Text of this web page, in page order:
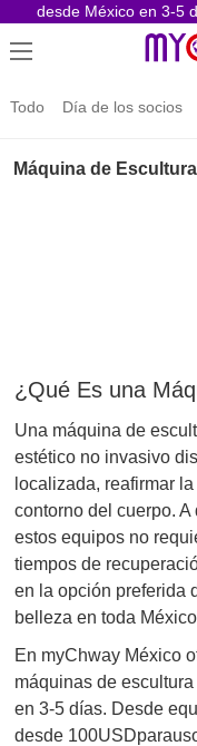
desde México en 3-5
Todo Día de los socios
Máquina de
¿Qué Es una
Una máquina de
estético no invasivo
localizada, reafirmar
contorno del cuerpo.
estos equipos no
tiempos de
en la opción preferida
belleza en toda
En myChway México
máquinas de
en 3-5 días. Desde
desde 100USDparau